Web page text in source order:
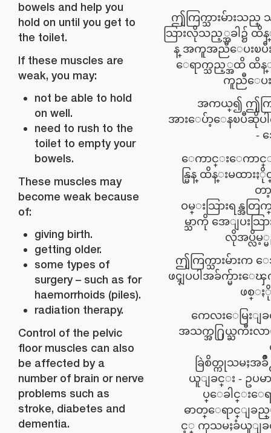
bowels and help you
hold on until you get to
the toilet.
If these muscles are
weak, you may:
not be able to hold
on well.
need to rush to the
toilet to empty your
bowels.
These muscles may
become weak because
of:
giving birth.
getting older.
some types of
surgery – such as for
haemorrhoids (piles).
radiation therapy.
Control of the pelvic
floor muscles can also
be affected by a
number of brain or nerve
problems such as
stroke, diabetes and
dementia.
ဤႂကြက္သားမ်ားသည္
သြားလိုသည့္အခါ၌ ထိ
န္ အကူအညီေပးၿပီး
ေရာက္သည့္အထိ ထိန္
ကူညီေပး
အကယ္၍ ဤႂကြက္
အားေပ်ာ့ေနၿပီဆို
ေကာင္းေကာင္
န္မြန္ ထိန္းမထား
တာ့
ဝမ္းသြားရန္အတြ
မ္သာကို အေျပးသြာ
လိုအပ္လိမ့္
ဤႂကြက္သားမ်ားက
ဖၚျပပါအခ်က္မ်ား
ဖစ္ႏို
ကေလးေမြးျ
အသက္အ႐ြယ္ႀကီးလ
ခြဲစိတ္ကုသမႈအ
ယူျခင္း - ဥပမ
ပ္ေခါင္းေရ
ဓာတ္ေရာင္ျခ
င့္ ကုသမႈခံယူျခ